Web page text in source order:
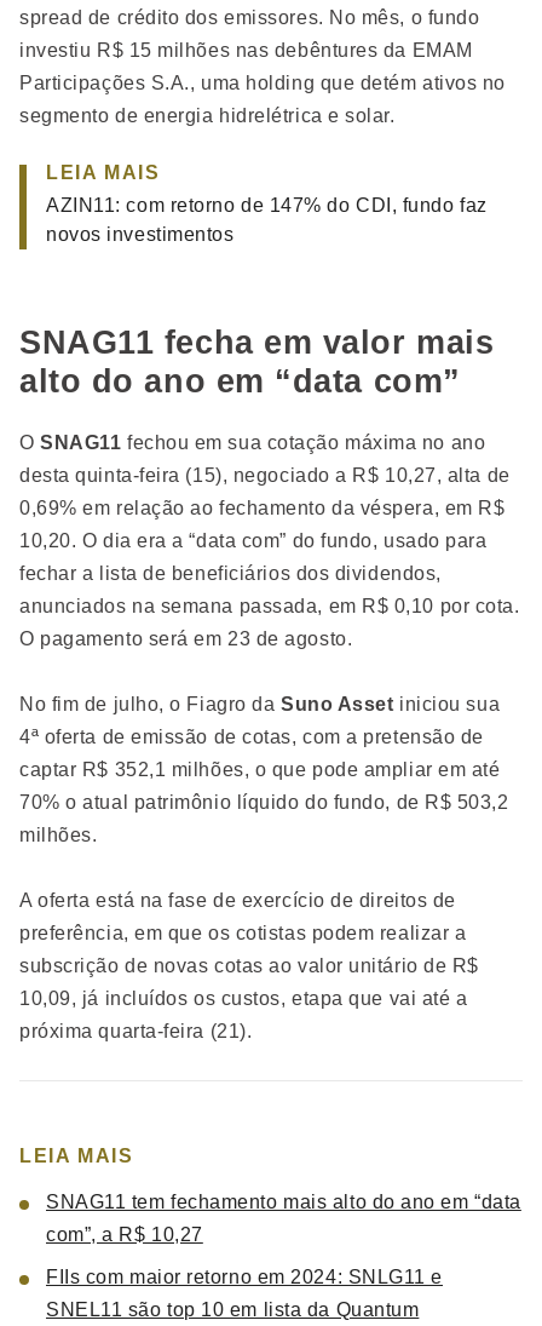
spread de crédito dos emissores. No mês, o fundo
investiu R$ 15 milhões nas debêntures da EMAM
Participações S.A., uma holding que detém ativos no
segmento de energia hidrelétrica e solar.
LEIA MAIS
AZIN11: com retorno de 147% do CDI, fundo faz
novos investimentos
SNAG11 fecha em valor mais
alto do ano em “data com”
OSNAG11 fechou em sua cotação máxima no ano
desta quinta-feira (15), negociado a R$ 10,27, alta de
0,69% em relação ao fechamento da véspera, em R$
10,20. O dia era a “data com” do fundo, usado para
fechar a lista de beneficiários dos dividendos,
anunciados na semana passada, em R$ 0,10 por cota.
O pagamento será em 23 de agosto.
No fim de julho, o Fiagro da Suno Asset iniciou sua
4ª oferta de emissão de cotas, com a pretensão de
captar R$ 352,1 milhões, o que pode ampliar em até
70% o atual patrimônio líquido do fundo, de R$ 503,2
milhões.
A oferta está na fase de exercício de direitos de
preferência, em que os cotistas podem realizar a
subscrição de novas cotas ao valor unitário de R$
10,09, já incluídos os custos, etapa que vai até a
próxima quarta-feira (21).
LEIA MAIS
SNAG11 tem fechamento mais alto do ano em “data
com”, a R$ 10,27
FIIs com maior retorno em 2024: SNLG11 e
SNEL11 são top 10 em lista da Quantum